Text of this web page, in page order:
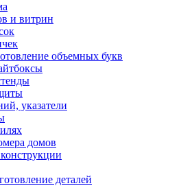
и витрин
объемных букв
указатели
домов
деталей